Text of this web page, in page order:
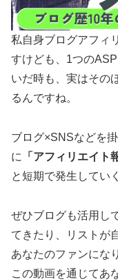
私自身ブログアフィ
すけども、1つの
いだ時も、実はその
るんですね。
ブログ×SNSなどを
に
「アフィリエイト
と短期で発生してい
ぜひブログも活用し
てきたり、リストが
あなたのファンにな
この動画を通じてあ